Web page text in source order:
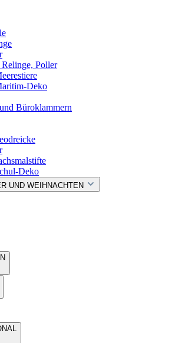
Poller
Deko
Büroklammern
Deko
UND WEIHNACHTEN